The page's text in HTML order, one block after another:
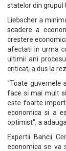
statelor din grupul
Liebscher a
scadere a
crestere
afectati in urma
ultimii ani
criticat, a dus la
"Toate guvernele
face si mai mult
este foarte
economica si a
optimist", a
Expertii Bancii
economica se va